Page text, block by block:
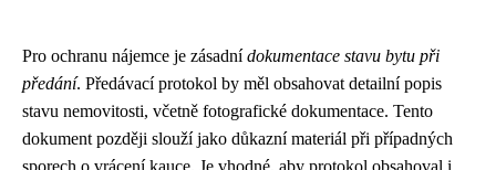
Pro ochranu nájemce je zásadnídokumentace stavu bytu při
předání. Předávací protokol by měl obsahovat detailní popis
stavu nemovitosti, včetně fotografické dokumentace. Tento
dokument později slouží jako důkazní materiál při případných
sporech o vrácení kauce. Je vhodné, aby protokol obsahoval i